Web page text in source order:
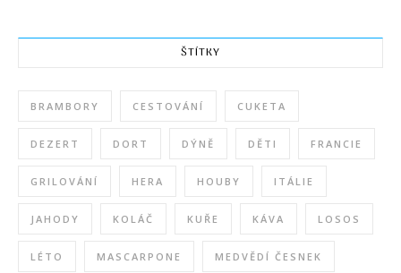
ŠTÍTKY
BRAMBORY CESTOVÁNÍ CUKETA
DEZERT DORT DÝNĚ DĚTI FRANCIE
GRILOVÁNÍ HERA HOUBY ITÁLIE
JAHODY KOLÁČ KUŘE KÁVA LOSOS
LÉTO MASCARPONE MEDVĚDÍ ČESNEK